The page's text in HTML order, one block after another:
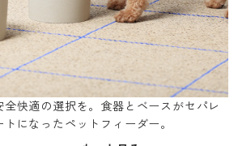
全快適の選択を。食器とベースがセパレ
トになったペットフィーダー。